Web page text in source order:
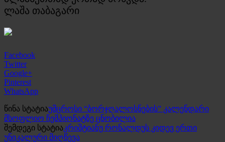
ლაშა თაბაგარი
Facebook
Twitter
Google+
Pinterest
WhatsApp
წინა სტატიაუმცროსი “ბორჯღალოსნების” კალენდარი
მსოფლიო ჩემპიონატზე ცნობილია
შემდეგი სტატიაკრიშტიანუ რონალდუს კიდევ ერთი
უნიკალური მიღწევა